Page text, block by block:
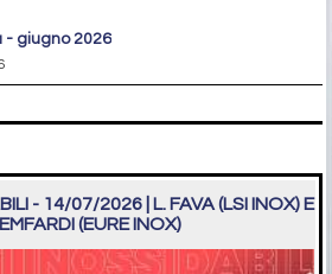
- giugno 2026
- 14/07/2026 | L. FAVA (LSI INOX) E
(EURE INOX)